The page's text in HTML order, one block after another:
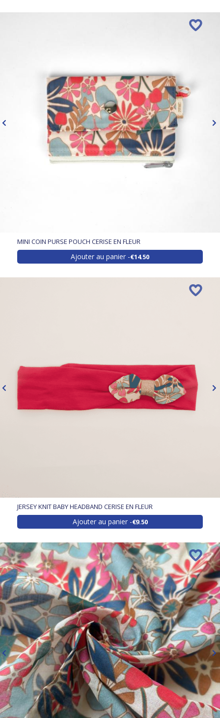
MINI COIN PURSE POUCH CERISE EN FLEUR
Ajouter au panier €14.50
JERSEY KNIT BABY HEADBAND CERISE EN FLEUR
Ajouter au panier €9.50